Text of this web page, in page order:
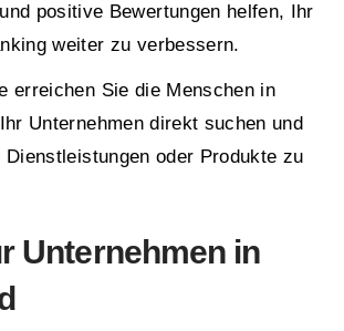
positive Bewertungen helfen, Ihr
weiter zu verbessern.
erreichen Sie die Menschen in
Unternehmen direkt suchen und
oder Produkte zu
Unternehmen in